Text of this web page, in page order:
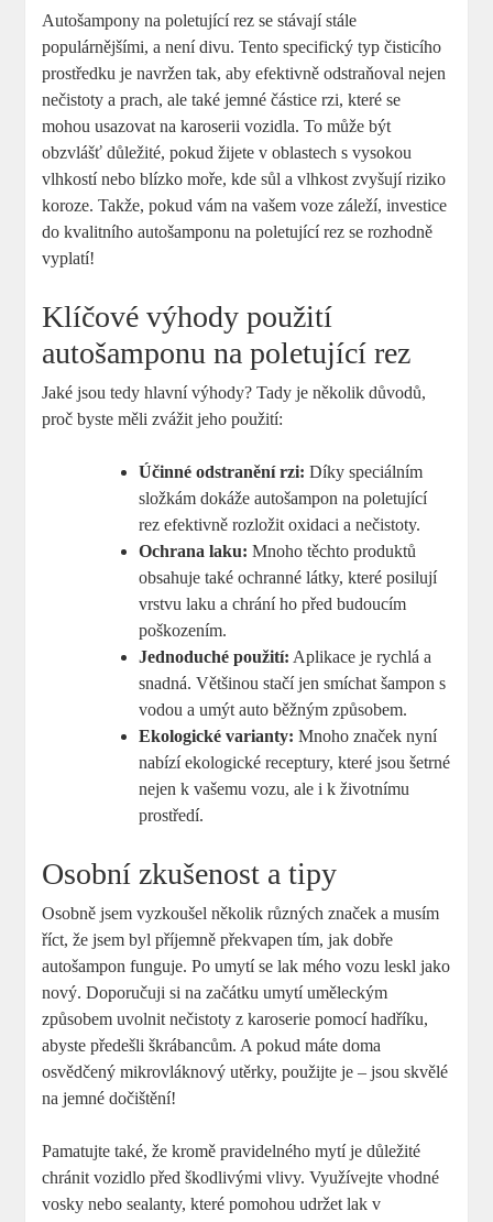
Autošampony na poletující rez se stávají stále
populárnějšími, a není divu. Tento specifický typ čisticího
prostředku je navržen tak, aby efektivně odstraňoval nejen
nečistoty a prach, ale také jemné částice rzi, které se
mohou usazovat na karoserii vozidla. To může být
obzvlášť důležité, pokud žijete v oblastech s vysokou
vlhkostí nebo blízko moře, kde sůl a vlhkost zvyšují riziko
koroze. Takže, pokud vám na vašem voze záleží, investice
do kvalitního autošamponu na poletující rez se rozhodně
vyplatí!
Klíčové výhody použití
autošamponu na poletující rez
Jaké jsou tedy hlavní výhody? Tady je několik důvodů,
proč byste měli zvážit jeho použití:
Účinné odstranění rzi: Díky speciálním
složkám dokáže autošampon na poletující
rez efektivně rozložit oxidaci a nečistoty.
Ochrana laku: Mnoho těchto produktů
obsahuje také ochranné látky, které posilují
vrstvu laku a chrání ho před budoucím
poškozením.
Jednoduché použití: Aplikace je rychlá a
snadná. Většinou stačí jen smíchat šampon s
vodou a umýt auto běžným způsobem.
Ekologické varianty: Mnoho značek nyní
nabízí ekologické receptury, které jsou šetrné
nejen k vašemu vozu, ale i k životnímu
prostředí.
Osobní zkušenost a tipy
Osobně jsem vyzkoušel několik různých značek a musím
říct, že jsem byl příjemně překvapen tím, jak dobře
autošampon funguje. Po umytí se lak mého vozu leskl jako
nový. Doporučuji si na začátku umytí uměleckým
způsobem uvolnit nečistoty z karoserie pomocí hadříku,
abyste předešli škrábancům. A pokud máte doma
osvědčený mikrovláknový utěrky, použijte je – jsou skvělé
na jemné dočištění!
Pamatujte také, že kromě pravidelného mytí je důležité
chránit vozidlo před škodlivými vlivy. Využívejte vhodné
vosky nebo sealanty, které pomohou udržet lak v